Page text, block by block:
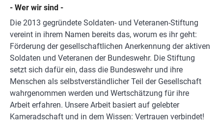
- Wer wir sind -
Die 2013 gegründete Soldaten- und Veteranen-Stiftung
vereint in ihrem Namen bereits das, worum es ihr geht:
Förderung der gesellschaftlichen Anerkennung der aktiven
Soldaten und Veteranen der Bundeswehr. Die Stiftung
setzt sich dafür ein, dass die Bundeswehr und ihre
Menschen als selbstverständlicher Teil der Gesellschaft
wahrgenommen werden und Wertschätzung für ihre
Arbeit erfahren. Unsere Arbeit basiert auf gelebter
Kameradschaft und in dem Wissen: Vertrauen verbindet!